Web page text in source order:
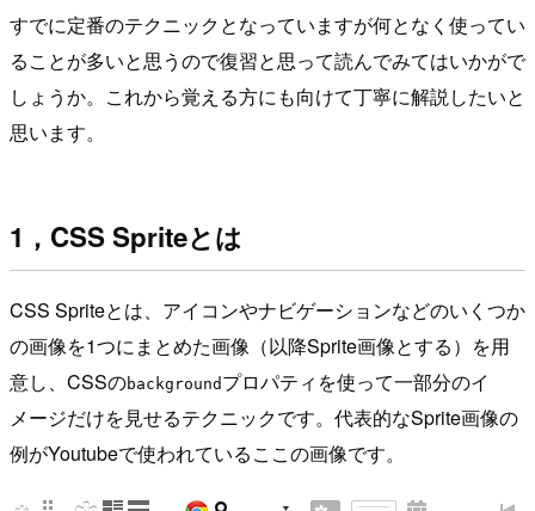
すでに定番のテクニックとなっていますが何となく使ってい
ることが多いと思うので復習と思って読んでみてはいかがで
しょうか。これから覚える方にも向けて丁寧に解説したいと
思います。
1，CSS Spriteとは
CSS Spriteとは、アイコンやナビゲーションなどのいくつか
の画像を1つにまとめた画像（以降Sprite画像とする）を用
意し、CSSのbackground プロパティを使って一部分のイ
メージだけを見せるテクニックです。代表的なSprite画像の
例がYoutubeで使われているここの画像です。